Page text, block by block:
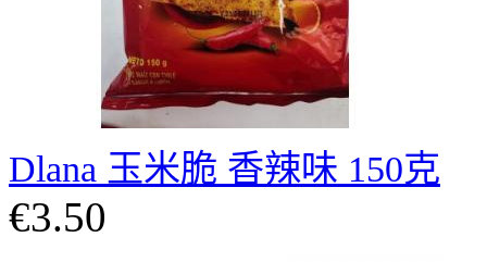
Dlana 玉米脆 香辣味 150克
€3.50